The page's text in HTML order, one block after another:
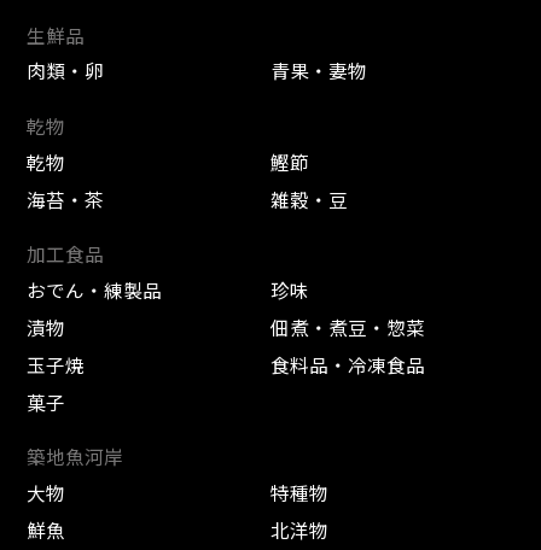
生鮮品
肉類・卵
青果・妻物
乾物
乾物
鰹節
海苔・茶
雑穀・豆
加工食品
おでん・練製品
珍味
漬物
佃煮・煮豆・惣菜
玉子焼
食料品・冷凍食品
菓子
築地魚河岸
大物
特種物
鮮魚
北洋物